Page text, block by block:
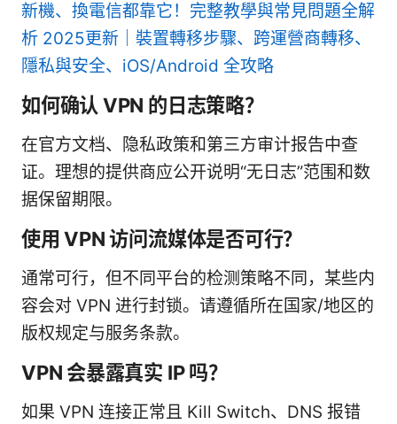
新機、換電信都靠它！完整教學與常見問題全解
析 2025更新｜裝置轉移步驟、跨運營商轉移、
隱私與安全、iOS/Android 全攻略
如何确认 VPN 的日志策略？
在官方文档、隐私政策和第三方审计报告中查
证。理想的提供商应公开说明“无日志”范围和数
据保留期限。
使用 VPN 访问流媒体是否可行？
通常可行，但不同平台的检测策略不同，某些内
容会对 VPN 进行封锁。请遵循所在国家/地区的
版权规定与服务条款。
VPN 会暴露真实 IP 吗？
如果 VPN 连接正常且 Kill Switch、DNS 报错